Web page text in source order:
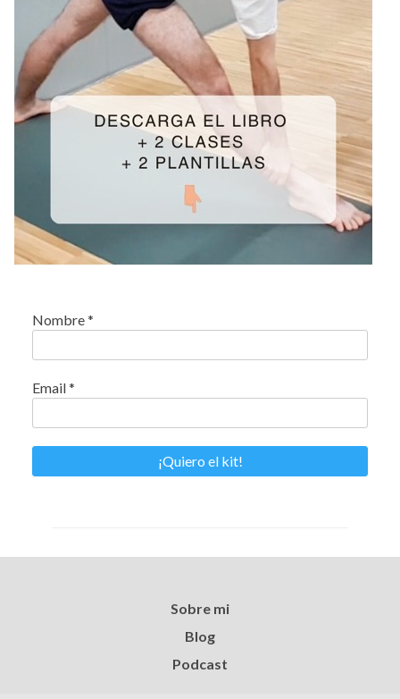
Nombre*
Email*
Sobre mi
Blog
Podcast